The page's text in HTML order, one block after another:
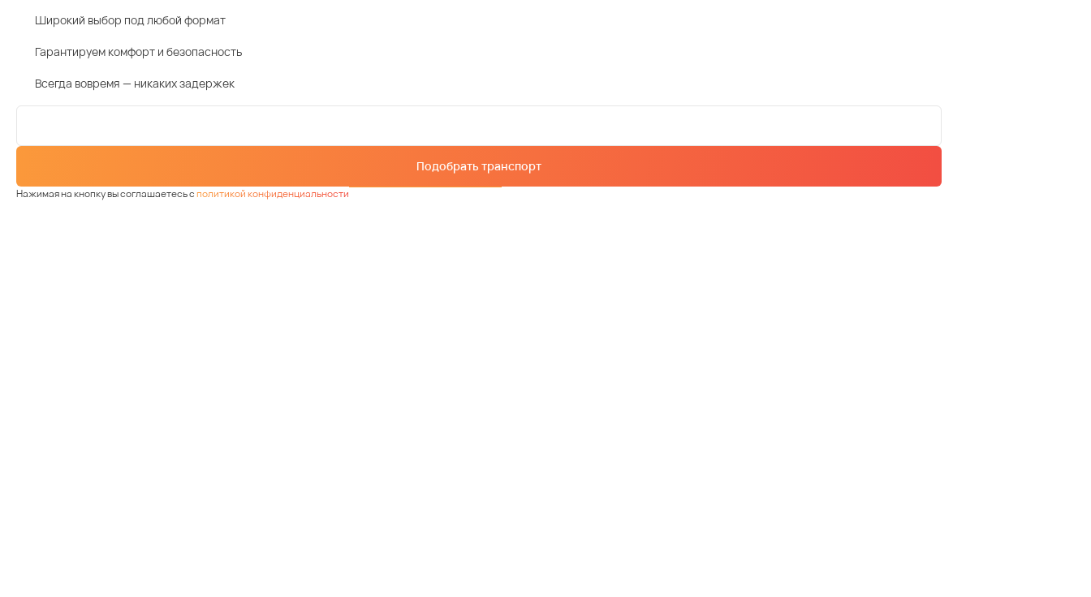
Широкий выбор под любой формат
Гарантируем комфорт и безопасность
Всегда вовремя — никаких задержек
Подобрать транспорт
Нажимая на кнопку вы соглашаетесь сполитикой конфиденциальности